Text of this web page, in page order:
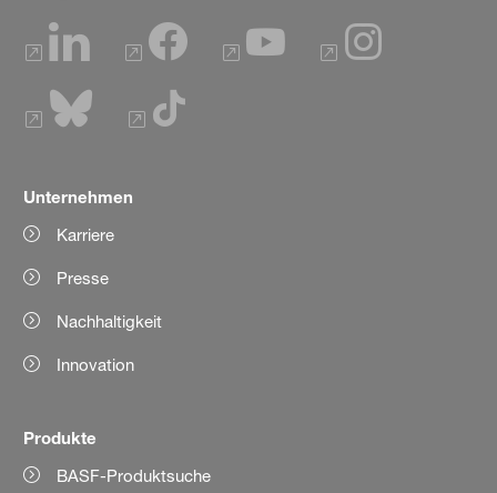
Unternehmen
Karriere
Presse
Nachhaltigkeit
Innovation
Produkte
BASF-Produktsuche